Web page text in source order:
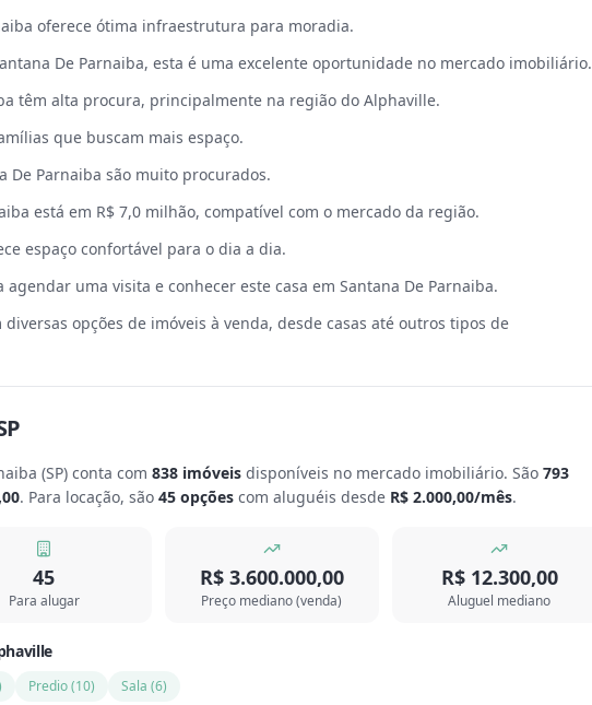
oferece ótima infraestrutura para moradia.
De Parnaiba, esta é uma excelente oportunidade no mercado imobiliário.
têm alta procura, principalmente na região do Alphaville.
que buscam mais espaço.
De Parnaiba são muito procurados.
está em R$ 7,0 milhão, compatível com o mercado da região.
espaço confortável para o dia a dia.
uma visita e conhecer este casa em Santana De Parnaiba.
opções de imóveis à venda, desde casas até outros tipos de
(SP) conta com 838 imóveis disponíveis no mercado imobiliário. São 793
. Para locação, são 45 opções com aluguéis desde R$ 2.000,00/mês.
45
Para alugar
R$ 3.600.000,00
Preço mediano (venda)
R$ 12.300,00
Aluguel mediano
Predio(10) Sala (6)